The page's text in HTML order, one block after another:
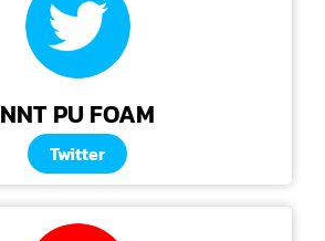
NNT PU FOAM
Twitter